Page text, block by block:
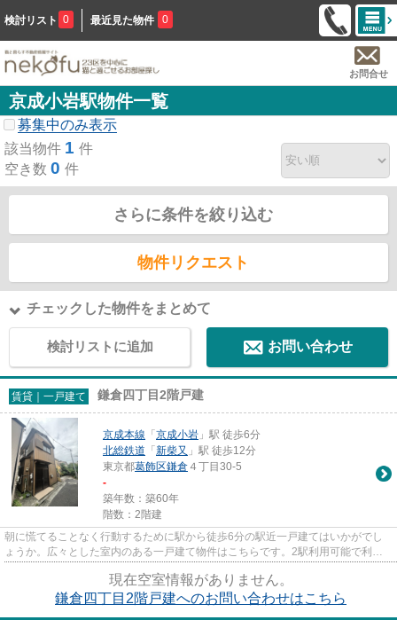
検討リスト 0 最近見た物件 0
お問合せ
京成小岩駅物件一覧
募集中のみ表示
該当物件 1 件
空き数 0 件
さらに条件を絞り込む
物件リクエスト
チェックした物件をまとめて
検討リストに追加 お問い合わせ
賃貸｜一戸建て 鎌倉四丁目2階戸建
京成本線 「 京成小岩 」駅 徒歩6分
北総鉄道 「 新柴又 」駅 徒歩12分
東京都葛飾区鎌倉 ４丁目30-5
-
築年数：築60年
階数：2階建
朝に慌てることなく行動するために駅から徒歩6分の駅近一戸建てはいかがでし
ょうか。広々とした室内のある一戸建て物件はこちらです。2駅利用可能で利便
現在空室情報がありません。
鎌倉四丁目2階戸建へのお問い合わせはこちら